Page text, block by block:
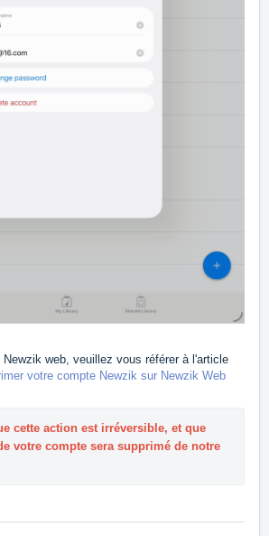
web, veuillez vous référer à l'article
votre compte Newzik sur Newzik Web
cette action est irréversible, et que
votre compte sera supprimé de notre